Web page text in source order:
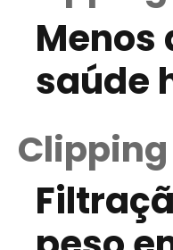
Menos
saúde
Clipping